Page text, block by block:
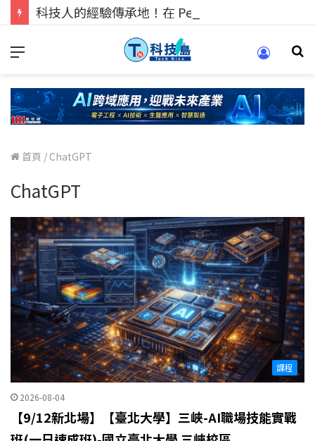
首頁 / ChatGPT
ChatGPT
課程
2026-08-04
【9/12新北場】【臺北大學】三峽-AI職場技能實戰